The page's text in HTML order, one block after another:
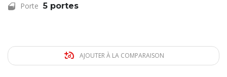
Porte 5 portes
AJOUTER À LA COMPARAISON